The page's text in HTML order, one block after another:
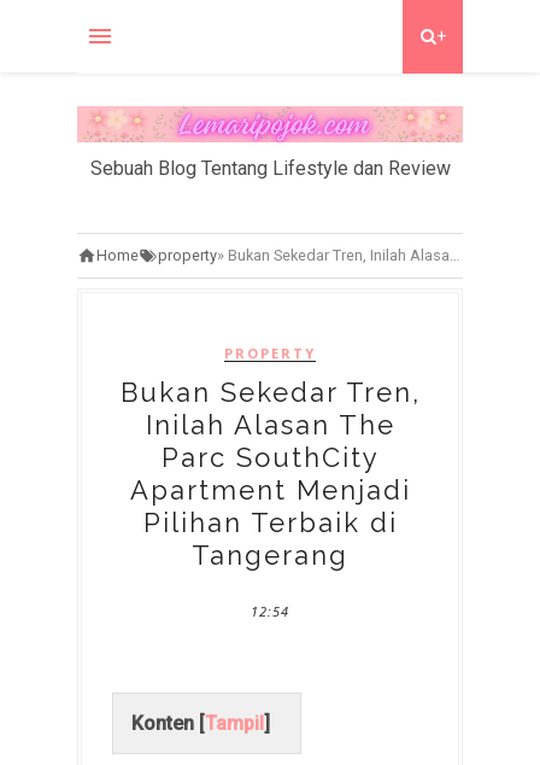
+
Sebuah Blog Tentang Lifestyle dan Review
Home property» Bukan Sekedar Tren, Inilah Alasan The Parc SouthCity Apartment Menjadi Pilihan Terbaik di Tangerang
PROPERTY
Bukan Sekedar Tren,
Inilah Alasan The
Parc SouthCity
Apartment Menjadi
Pilihan Terbaik di
Tangerang
12:54
Konten [Tampil]